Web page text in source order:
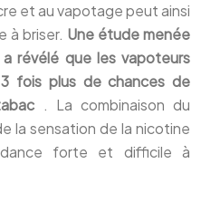
et au vapotage peut ainsi
à briser. Une étude menée
révélé que les vapoteurs
fois plus de chances de
. La combinaison du
la sensation de la nicotine
forte et difficile à